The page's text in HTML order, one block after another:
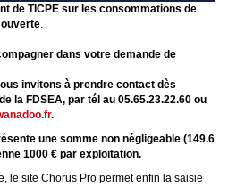
de TICPE sur les consommations de
.
dans votre demande de
invitons à prendre contact dès
la FDSEA, par tél au 05.65.23.22.60 ou
.
une somme non négligeable (149.6
1000 € par exploitation.
le site Chorus Pro permet enfin la saisie